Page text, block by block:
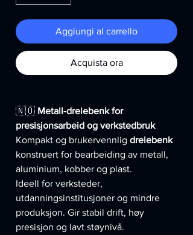
Aggiungi al carrello
Acquista ora
🇳🇴 Metall-dreiebenk for
presisjonsarbeid og verkstedbruk
Kompakt og brukervennlig dreiebenk
konstruert for bearbeiding av metall,
aluminium, kobber og plast.
Ideell for verksteder,
utdanningsinstitusjoner og mindre
produksjon. Gir stabil drift, høy
presisjon og lavt støynivå.